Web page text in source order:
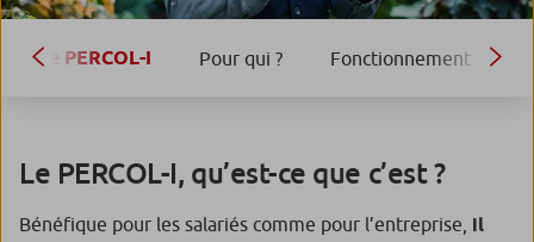
Le PERCOL-I Pour qui ? Fonctionnement
Le PERCOL-I, qu’est-ce que c’est ?
Bénéfique pour les salariés comme pour l’entreprise, il